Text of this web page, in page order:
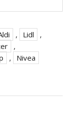
, Lidl
,
,
, Nivea